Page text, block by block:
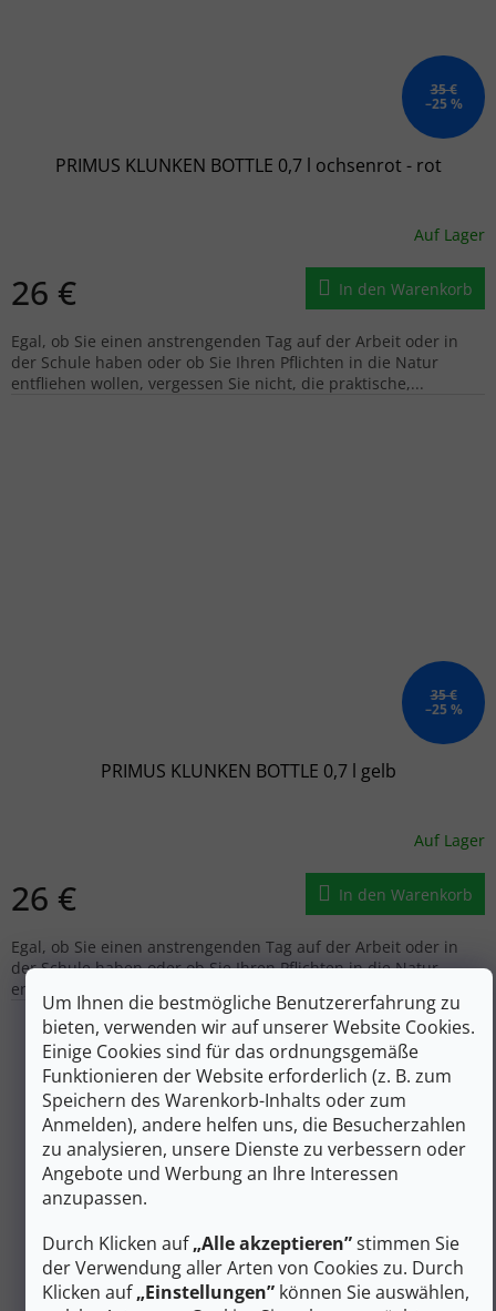
Um Ihnen die bestmögliche Benutzererfahrung zu
bieten, verwenden wir auf unserer Website Cookies.
Einige Cookies sind für das ordnungsgemäße
Funktionieren der Website erforderlich (z. B. zum
Speichern des Warenkorb-Inhalts oder zum
Anmelden), andere helfen uns, die Besucherzahlen
zu analysieren, unsere Dienste zu verbessern oder
Angebote und Werbung an Ihre Interessen
anzupassen.
Durch Klicken auf„Alle akzeptieren”stimmen Sie
der Verwendung aller Arten von Cookies zu. Durch
Klicken auf„Einstellungen” können Sie auswählen,
35 €
–25 %
PRIMUS KLUNKEN BOTTLE 0,7 l ochsenrot - rot
Auf Lager
26 € In den Warenkorb
Egal, ob Sie einen anstrengenden Tag auf der Arbeit oder in
der Schule haben oder ob Sie Ihren Pflichten in die Natur
entfliehen wollen, vergessen Sie nicht, die praktische,...
35 €
–25 %
PRIMUS KLUNKEN BOTTLE 0,7 l gelb
Auf Lager
26 € In den Warenkorb
Egal, ob Sie einen anstrengenden Tag auf der Arbeit oder in
der Schule haben oder ob Sie Ihren Pflichten in die Natur
entfliehen wollen, vergessen Sie nicht, die praktische,...
35 €